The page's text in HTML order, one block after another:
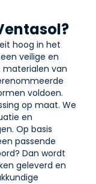
hoog in het
veilige en
materialen van
voldoen.
op maat. We
en
Op basis
passende
Dan wordt
geleverd en